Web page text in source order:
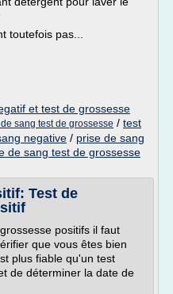
toutefois pas...
et test de grossesse
sang test de grossesse / test
negative / prise de sang
de sang test de grossesse
Test de
positifs il faut
que vous êtes bien
plus fiable qu'un test
de déterminer la date de